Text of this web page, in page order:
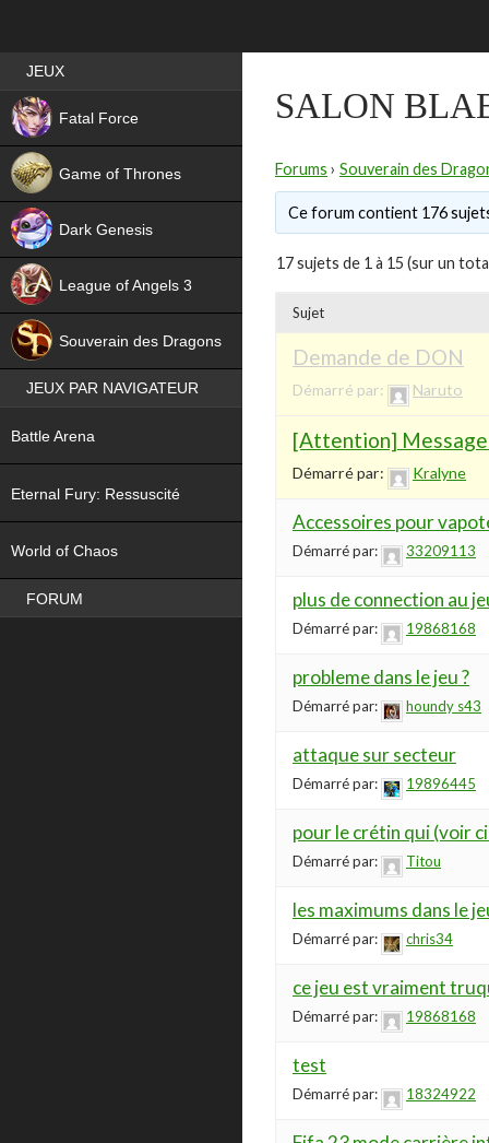
SALON
Forums › Souverain des
Ce forum contient 176
17 sujets de 1 à 15 (sur un
Sujet
Demande de DON
Démarré par: Naruto
[Attention] Message
Démarré par: Kralyne
Accessoires pour
Démarré par: 33209113
plus de connection au
Démarré par: 19868168
probleme dans le jeu ?
Démarré par: houndy s43
attaque sur secteur
Démarré par: 19896445
pour le crétin qui (voir
Démarré par: Titou
les maximums dans le
Démarré par: chris34
ce jeu est vraiment
Démarré par: 19868168
test
Démarré par: 18324922
Best RPG games in France
JEUX
Fatal Force
Game of Thrones
Dark Genesis
League of Angels 3
Souverain des Dragons
JEUX PAR NAVIGATEUR
Battle Arena
Eternal Fury: Ressuscité
World of Chaos
FORUM